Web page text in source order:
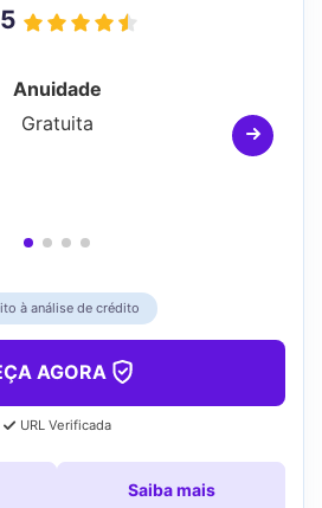
Anuidade
Gratuita
à análise de crédito
AGORA
URL Verificada
Saiba mais